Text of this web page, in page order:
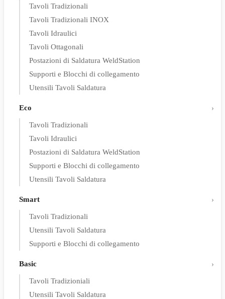
Tavoli Tradizionali
Tavoli Tradizionali INOX
Tavoli Idraulici
Tavoli Ottagonali
Postazioni di Saldatura WeldStation
Supporti e Blocchi di collegamento
Utensili Tavoli Saldatura
Eco
Tavoli Tradizionali
Tavoli Idraulici
Postazioni di Saldatura WeldStation
Supporti e Blocchi di collegamento
Utensili Tavoli Saldatura
Smart
Tavoli Tradizionali
Utensili Tavoli Saldatura
Supporti e Blocchi di collegamento
Basic
Tavoli Tradizioniali
Utensili Tavoli Saldatura